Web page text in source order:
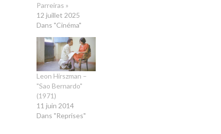
Parreiras »
12 juillet 2025
Dans "Cinéma"
Leon Hirszman –
"Sao Bernardo"
(1971)
11 juin 2014
Dans "Reprises"